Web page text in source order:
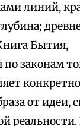
линий,
Бытия,
законам
от идеи,